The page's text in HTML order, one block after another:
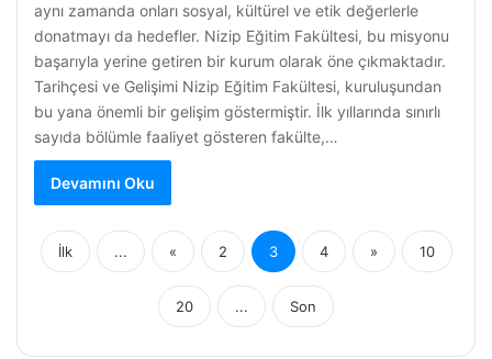
aynı zamanda onları sosyal, kültürel ve etik değerlerle
donatmayı da hedefler. Nizip Eğitim Fakültesi, bu misyonu
başarıyla yerine getiren bir kurum olarak öne çıkmaktadır.
Tarihçesi ve Gelişimi Nizip Eğitim Fakültesi, kuruluşundan
bu yana önemli bir gelişim göstermiştir. İlk yıllarında sınırlı
sayıda bölümle faaliyet gösteren fakülte,…
Devamını Oku
İlk ... « 2 3 4 » 10
20 ... Son